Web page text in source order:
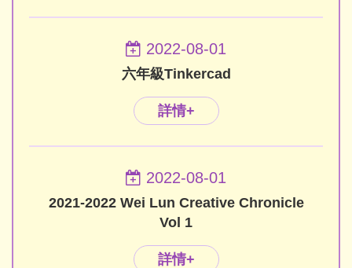
2022-08-01
六年級Tinkercad
詳情+
2022-08-01
2021-2022 Wei Lun Creative Chronicle
Vol 1
詳情+